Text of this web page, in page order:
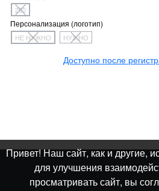
280
Персонализация (логотип)
НЕ НУЖНО НУЖНО
Доступно после
Привет! Наш сайт, как и другие,
для улучшения
просматривать сайт, вы